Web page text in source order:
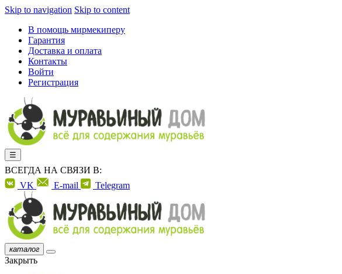
Skip to navigation Skip to content
В помощь мирмекиперу
Гарантия
Доставка и оплата
Контакты
Войти
Регистрация
☰
ВСЕГДА НА СВЯЗИ В:
VK
E-mail Telegram
каталог
Закрыть